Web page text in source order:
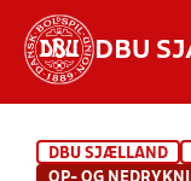
DBU
DBU SJÆLLAND